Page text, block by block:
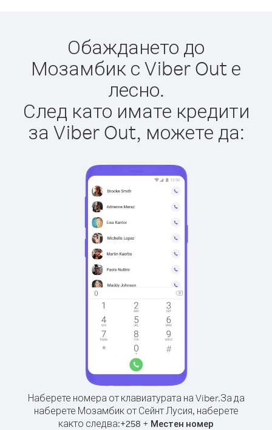
Обаждането до
Мозамбик с Viber Out е
лесно.
След като имате кредити
за Viber Out, можете да:
Наберете номера от клавиатурата на Viber.За да
наберете Мозамбик от Сейнт Лусия, наберете
както следва:+258 + Местен номер